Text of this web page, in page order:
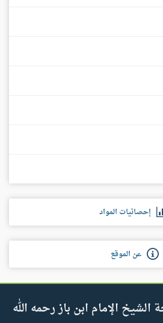
إحصائيات المواد
عن الموقع
الإمام ابن باز رحمه الله